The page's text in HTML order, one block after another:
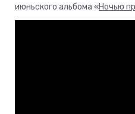
июньского альбома «Ночью